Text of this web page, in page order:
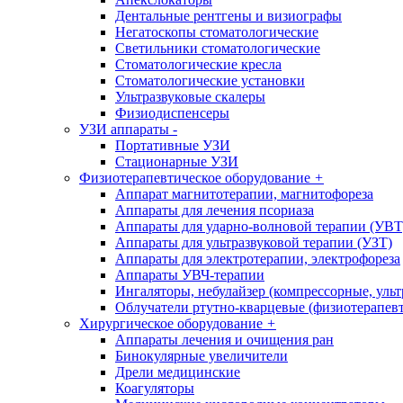
Дентальные рентгены и визиографы
Негатоскопы стоматологические
Светильники стоматологические
Стоматологические кресла
Стоматологические установки
Ультразвуковые скалеры
Физиодиспенсеры
УЗИ аппараты -
Портативные УЗИ
Стационарные УЗИ
Физиотерапевтическое оборудование +
Аппарат магнитотерапии, магнитофореза
Аппараты для лечения псориаза
Аппараты для ударно-волновой терапии
Аппараты для ультразвуковой терапии (УЗТ)
Аппараты для электротерапии, электрофореза
Аппараты УВЧ-терапии
Ингаляторы, небулайзер (компрессорные,
Облучатели ртутно-кварцевые
Хирургическое оборудование +
Аппараты лечения и очищения ран
Бинокулярные увеличители
Дрели медицинские
Коагуляторы